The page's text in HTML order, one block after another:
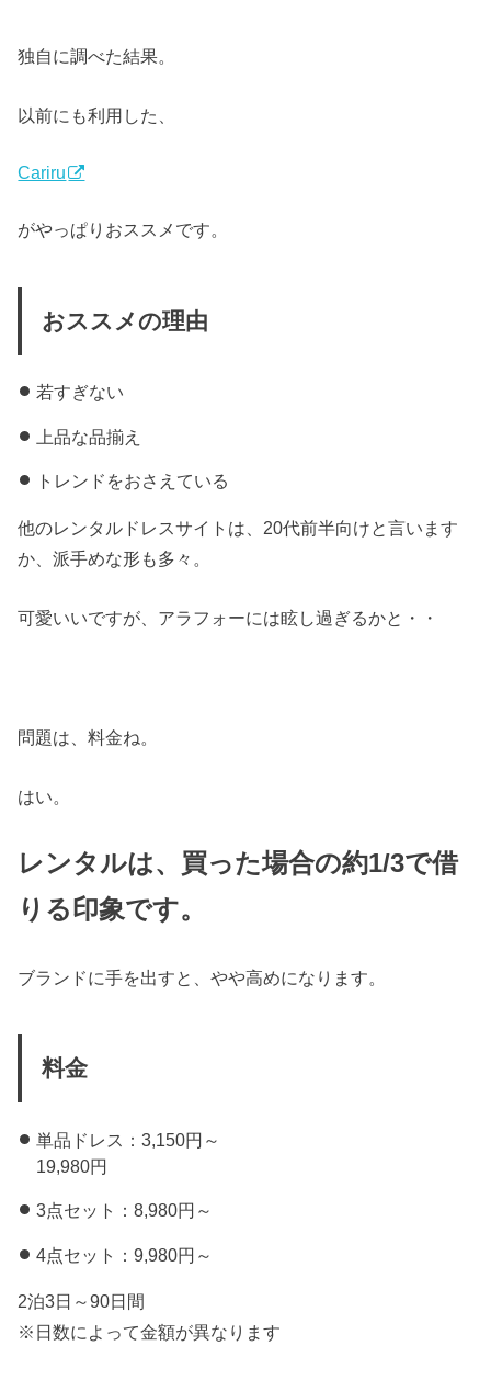
独自に調べた結果。
以前にも利用した、
Cariru
がやっぱりおススメです。
おススメの理由
若すぎない
上品な品揃え
トレンドをおさえている
他のレンタルドレスサイトは、20代前半向けと言います
か、派手めな形も多々。
可愛いいですが、アラフォーには眩し過ぎるかと・・
問題は、料金ね。
はい。
レンタルは、買った場合の約1/3で借
りる印象です。
ブランドに手を出すと、やや高めになります。
料金
単品ドレス：3,150円～
19,980円
3点セット：8,980円～
4点セット：9,980円～
2泊3日～90日間
※日数によって金額が異なります